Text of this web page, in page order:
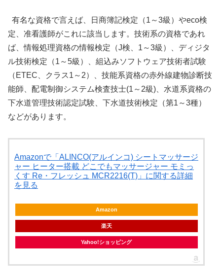
有名な資格で言えば、日商簿記検定（1～3級）やeco検
定、准看護師がこれに該当します。技術系の資格であれ
ば、情報処理資格の情報検定（J検、1～3級）、ディジタ
ル技術検定（1～5級）、組込みソフトウェア技術者試験
（ETEC、クラス1～2）、技能系資格の赤外線建物診断技
能師、配電制御システム検査技士(1～2級)、水道系資格の
下水道管理技術認定試験、下水道技術検定（第1～3種）
などがあります。
Amazonで「ALINCO(アルインコ) シートマッサージ
ャー ヒーター搭載 どこでもマッサージャー モミっ
くす Re・フレッシュ MCR2216(T)」に関する詳細
を見る
Amazon
楽天
Yahoo!ショッピング